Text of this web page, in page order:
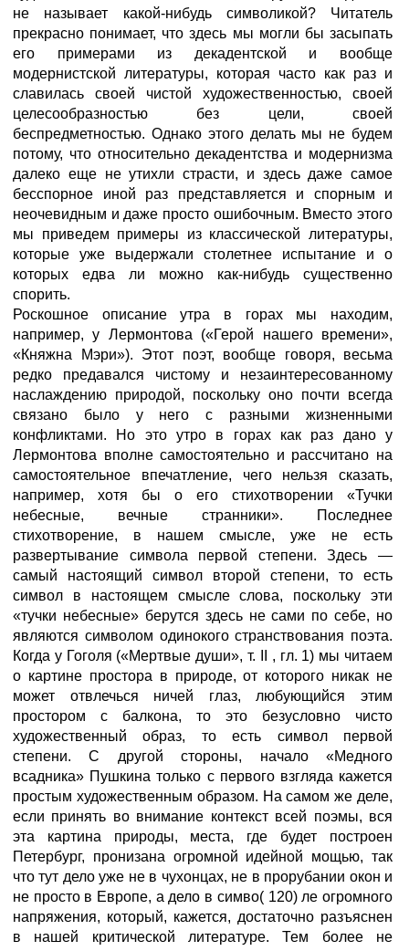
не называет какой-нибудь символикой? Читатель
прекрасно понимает, что здесь мы могли бы засыпать
его примерами из декадентской и вообще
модернистской литературы, которая часто как раз и
славилась своей чистой художественностью, своей
целесообразностью без цели, своей
беспредметностью. Однако этого делать мы не будем
потому, что относительно декадентства и модернизма
далеко еще не утихли страсти, и здесь даже самое
бесспорное иной раз представляется и спорным и
неочевидным и даже просто ошибочным. Вместо этого
мы приведем примеры из классической литературы,
которые уже выдержали столетнее испытание и о
которых едва ли можно как-нибудь существенно
спорить.
Роскошное описание утра в горах мы находим,
например, у Лермонтова («Герой нашего времени»,
«Княжна Мэри»). Этот поэт, вообще говоря, весьма
редко предавался чистому и незаинтересованному
наслаждению природой, поскольку оно почти всегда
связано было у него с разными жизненными
конфликтами. Но это утро в горах как раз дано у
Лермонтова вполне самостоятельно и рассчитано на
самостоятельное впечатление, чего нельзя сказать,
например, хотя бы о его стихотворении «Тучки
небесные, вечные странники». Последнее
стихотворение, в нашем смысле, уже не есть
развертывание символа первой степени. Здесь —
самый настоящий символ второй степени, то есть
символ в настоящем смысле слова, поскольку эти
«тучки небесные» берутся здесь не сами по себе, но
являются символом одинокого странствования поэта.
Когда у Гоголя («Мертвые души», т. II , гл. 1) мы читаем
о картине простора в природе, от которого никак не
может отвлечься ничей глаз, любующийся этим
простором с балкона, то это безусловно чисто
художественный образ, то есть символ первой
степени. С другой стороны, начало «Медного
всадника» Пушкина только с первого взгляда кажется
простым художественным образом. На самом же деле,
если принять во внимание контекст всей поэмы, вся
эта картина природы, места, где будет построен
Петербург, пронизана огромной идейной мощью, так
что тут дело уже не в чухонцах, не в прорубании окон и
не просто в Европе, а дело в симво( 120) ле огромного
напряжения, который, кажется, достаточно разъяснен
в нашей критической литературе. Тем более не